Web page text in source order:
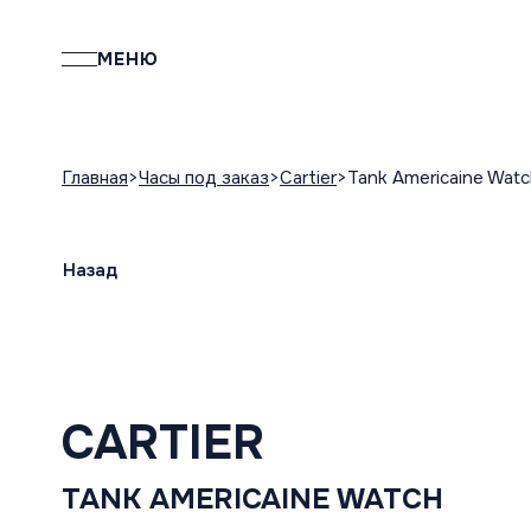
МЕНЮ
Главная Часы под заказ Cartier Tank Americaine
Назад
CARTIER
TANK AMERICAINE WATCH